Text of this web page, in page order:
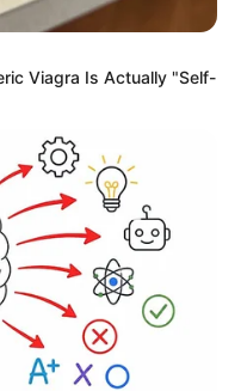
Viagra Is Actually "Self-